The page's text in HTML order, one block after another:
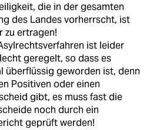
die in der gesamten
des Landes vorherrscht, ist
zu ertragen!
ist leider
geregelt, so dass es
überflüssig geworden ist, denn
Positiven oder einen
gibt, es muss fast die
noch durch ein
geprüft werden!